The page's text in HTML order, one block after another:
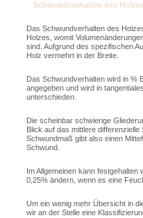
Schwundverhalten des
Das Schwundverhalten des
Holzes, womit
sind. Aufgrund des spezifischen
Holz vermehrt in der Breite.
Das Schwundverhalten wird in %
angegeben und wird in
unterschieden.
Die scheinbar schwierige
Blick auf das mittlere
Schwundmaß gibt also einen
Schwund.
Im Allgemeinen kann
0,25% ändern, wenn es eine
Um ein wenig mehr Übersicht in
wir an der Stelle eine